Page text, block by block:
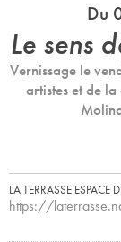
Du
Le sens
Vernissage le
artistes et de
LA TERRASSE ESPACE
https://